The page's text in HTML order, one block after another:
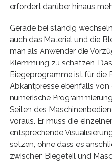
erfordert darüber hinaus
Gerade bei ständig
auch das Material und die
man als Anwender die
Klemmung zu schätzen.
Biegeprogramme ist für die
Abkantpresse ebenfalls von
numerische
Seiten des
voraus. Er muss die
entsprechende
setzen, ohne dass es
zwischen Biegeteil und